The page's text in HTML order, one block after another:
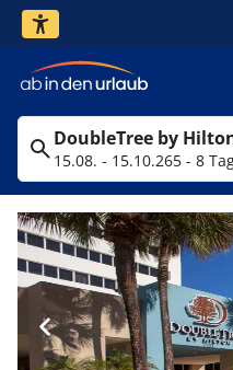
15.08. - 15.10.265 - 8